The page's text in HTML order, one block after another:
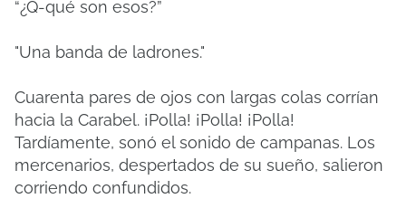
“¿Q-qué son esos?”
"Una banda de ladrones."
Cuarenta pares de ojos con largas colas corrían
hacia la Carabel. ¡Polla! ¡Polla! ¡Polla!
Tardíamente, sonó el sonido de campanas. Los
mercenarios, despertados de su sueño, salieron
corriendo confundidos.